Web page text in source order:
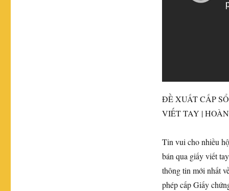
ĐỀ XUẤT CẤP
VIẾT TAY |
Tin vui cho nhiều
bán qua giấy viết
thông tin mới nhất
phép cấp Giấy